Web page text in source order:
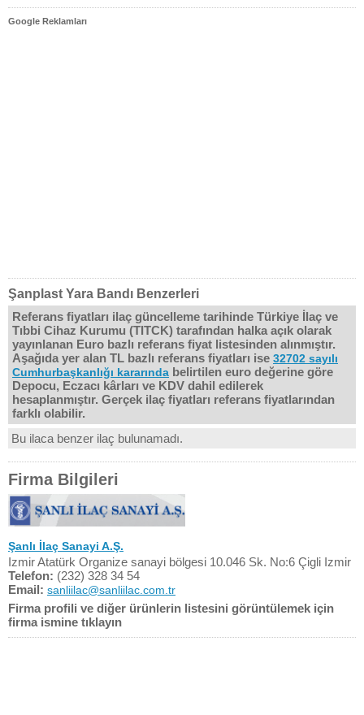
Google Reklamları
Şanplast Yara Bandı Benzerleri
Referans fiyatları ilaç güncelleme tarihinde Türkiye İlaç ve
Tıbbi Cihaz Kurumu (TITCK) tarafından halka açık olarak
yayınlanan Euro bazlı referans fiyat listesinden alınmıştır.
Aşağıda yer alan TL bazlı referans fiyatları ise 32702 sayılı
Cumhurbaşkanlığı kararında belirtilen euro değerine göre
Depocu, Eczacı kârları ve KDV dahil edilerek
hesaplanmıştır. Gerçek ilaç fiyatları referans fiyatlarından
farklı olabilir.
Bu ilaca benzer ilaç bulunamadı.
Firma Bilgileri
Şanlı İlaç Sanayi A.Ş.
Izmir Atatürk Organize sanayi bölgesi 10.046 Sk. No:6 Çigli Izmir
Telefon: (232) 328 34 54
Email: sanliilac@sanliilac.com.tr
Firma profili ve diğer ürünlerin listesini görüntülemek için
firma ismine tıklayın